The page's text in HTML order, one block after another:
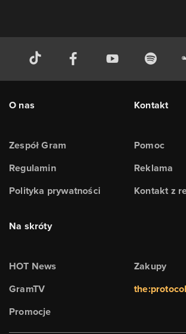
O nas
Zespół Gram
Regulamin
Polityka prywatności
Kontakt
Pomoc
Reklama
Kontakt z
Na skróty
HOT News
GramTV
Promocje
Zakupy
the:protocol